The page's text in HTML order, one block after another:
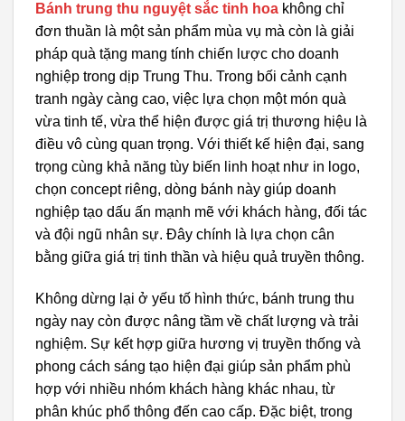
Bánh trung thu nguyệt sắc tinh hoa không chỉ
đơn thuần là một sản phẩm mùa vụ mà còn là giải
pháp quà tặng mang tính chiến lược cho doanh
nghiệp trong dịp Trung Thu. Trong bối cảnh cạnh
tranh ngày càng cao, việc lựa chọn một món quà
vừa tinh tế, vừa thể hiện được giá trị thương hiệu là
điều vô cùng quan trọng. Với thiết kế hiện đại, sang
trọng cùng khả năng tùy biến linh hoạt như in logo,
chọn concept riêng, dòng bánh này giúp doanh
nghiệp tạo dấu ấn mạnh mẽ với khách hàng, đối tác
và đội ngũ nhân sự. Đây chính là lựa chọn cân
bằng giữa giá trị tinh thần và hiệu quả truyền thông.
Không dừng lại ở yếu tố hình thức, bánh trung thu
ngày nay còn được nâng tầm về chất lượng và trải
nghiệm. Sự kết hợp giữa hương vị truyền thống và
phong cách sáng tạo hiện đại giúp sản phẩm phù
hợp với nhiều nhóm khách hàng khác nhau, từ
phân khúc phổ thông đến cao cấp. Đặc biệt, trong